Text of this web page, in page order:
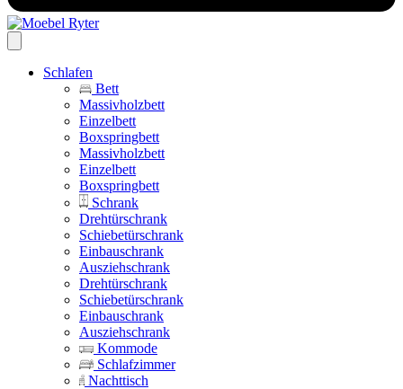
Schlafen
Bett
Massivholzbett
Einzelbett
Boxspringbett
Massivholzbett
Einzelbett
Boxspringbett
Schrank
Drehtürschrank
Schiebetürschrank
Einbauschrank
Ausziehschrank
Drehtürschrank
Schiebetürschrank
Einbauschrank
Ausziehschrank
Kommode
Schlafzimmer
Nachttisch